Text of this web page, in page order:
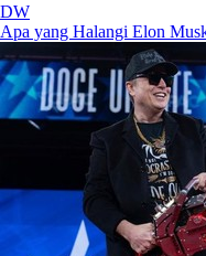
DW
Apa yang Halangi Elon